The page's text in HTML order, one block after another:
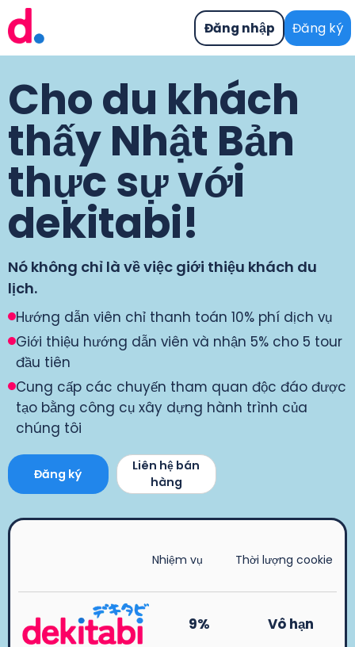
Đăng nhập Đăng ký
Cho du khách
thấy Nhật Bản
thực sự với
dekitabi!
Nó không chỉ là về việc giới thiệu khách du
lịch.
Hướng dẫn viên chỉ thanh toán 10% phí dịch vụ
Giới thiệu hướng dẫn viên và nhận 5% cho 5 tour
đầu tiên
Cung cấp các chuyến tham quan độc đáo được
tạo bằng công cụ xây dựng hành trình của
chúng tôi
Đăng ký
Liên hệ bán
hàng
Nhiệm vụ Thời lượng cookie
9% Vô hạn